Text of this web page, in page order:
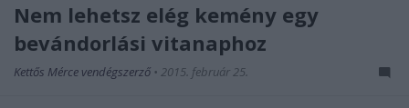
Nem lehetsz elég kemény egy
bevándorlási vitanaphoz
Kettős Mérce vendégszerző • 2015. február 25.